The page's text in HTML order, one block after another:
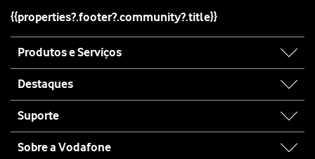
{{properties?.footer?.community?.title}}
map
Produtos e Serviços
Destaques
Suporte
Sobre a Vodafone